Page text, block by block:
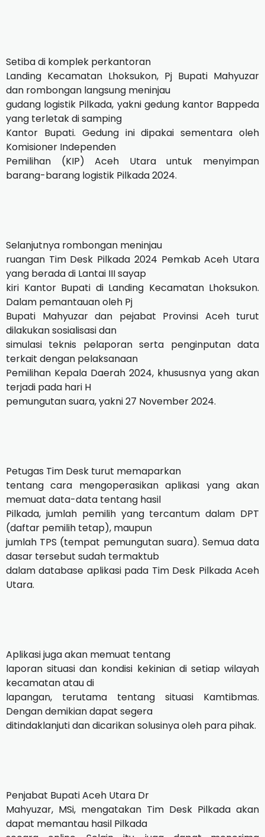
Setiba di komplek perkantoran
Landing Kecamatan Lhoksukon, Pj Bupati Mahyuzar
dan rombongan langsung meninjau
gudang logistik Pilkada, yakni gedung kantor Bappeda
yang terletak di samping
Kantor Bupati. Gedung ini dipakai sementara oleh
Komisioner Independen
Pemilihan (KIP) Aceh Utara untuk menyimpan
barang-barang logistik Pilkada 2024.
Selanjutnya rombongan meninjau
ruangan Tim Desk Pilkada 2024 Pemkab Aceh Utara
yang berada di Lantai III sayap
kiri Kantor Bupati di Landing Kecamatan Lhoksukon.
Dalam pemantauan oleh Pj
Bupati Mahyuzar dan pejabat Provinsi Aceh turut
dilakukan sosialisasi dan
simulasi teknis pelaporan serta penginputan data
terkait dengan pelaksanaan
Pemilihan Kepala Daerah 2024, khususnya yang akan
terjadi pada hari H
pemungutan suara, yakni 27 November 2024.
Petugas Tim Desk turut memaparkan
tentang cara mengoperasikan aplikasi yang akan
memuat data-data tentang hasil
Pilkada, jumlah pemilih yang tercantum dalam DPT
(daftar pemilih tetap), maupun
jumlah TPS (tempat pemungutan suara). Semua data
dasar tersebut sudah termaktub
dalam database aplikasi pada Tim Desk Pilkada Aceh
Utara.
Aplikasi juga akan memuat tentang
laporan situasi dan kondisi kekinian di setiap wilayah
kecamatan atau di
lapangan, terutama tentang situasi Kamtibmas.
Dengan demikian dapat segera
ditindaklanjuti dan dicarikan solusinya oleh para pihak.
Penjabat Bupati Aceh Utara Dr
Mahyuzar, MSi, mengatakan Tim Desk Pilkada akan
dapat memantau hasil Pilkada